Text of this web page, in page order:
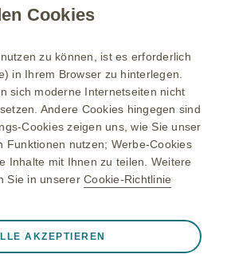
Dieser Text schließt prinzipiell alle
Geschlechter mit ein.
wird jedoch nur eine Geschlechtsform
ist, liegt im Ermessen derjenigen, die den
Text verfasst haben.
©2026GSK Unternehmensgruppe oder
deren Lizenzgeber
Cookies
zu können, ist es erforderlich
in Ihrem Browser zu hinterlegen.
sich moderne Internetseiten nicht
Andere Cookies hingegen sind
Cookies zeigen uns, wie Sie unser
Funktionen nutzen; Werbe-Cookies
Inhalte mit Ihnen zu teilen. Weitere
Sie in unserer Cookie-Richtlinie
unbedingt erforderliche Cookies
❮
AKZEPTIEREN